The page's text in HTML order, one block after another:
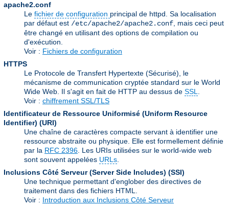
apache2.conf
Le fichier de configuration principal de httpd. Sa localisation
par défaut est /etc/apache2/apache2.conf , mais ceci peut
être changé en utilisant des options de compilation ou
d'exécution.
Voir : Fichiers de configuration
HTTPS
Le Protocole de Transfert Hypertexte (Sécurisé), le
mécanisme de communication cryptée standard sur le World
Wide Web. Il s'agit en fait de HTTP au dessus de SSL
Voir : chiffrement SSL/TLS
Identificateur de Ressource Uniformisé (Uniform Resource
Identifier) (URI)
Une chaîne de caractères compacte servant à identifier une
ressource abstraite ou physique. Elle est formellement définie
par la RFC 2396 . Les URIs utilisées sur le world-wide web
sont souvent appelées URLs
Inclusions Côté Serveur (Server Side Includes) (SSI)
Une technique permettant d'englober des directives de
traitement dans des fichiers HTML.
Voir : Introduction aux Inclusions Côté Serveur